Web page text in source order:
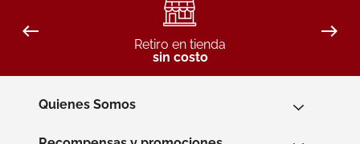
Retiro en tienda
sin costo
Quienes Somos